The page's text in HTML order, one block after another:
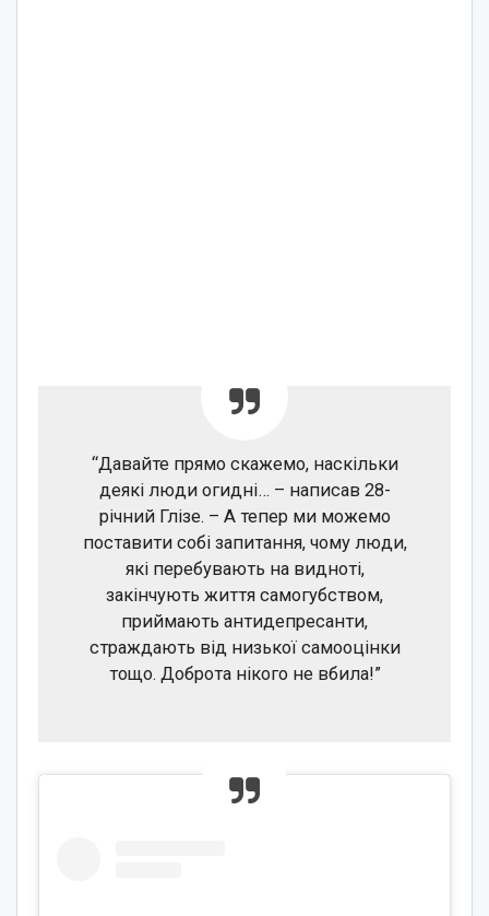
“Давайте прямо скажемо, наскільки
деякі люди огидні… – написав 28-
річний Глізе. – А тепер ми можемо
поставити собі запитання, чому люди,
які перебувають на видноті,
закінчують життя самогубством,
приймають антидепресанти,
страждають від низької самооцінки
тощо. Доброта нікого не вбила!”